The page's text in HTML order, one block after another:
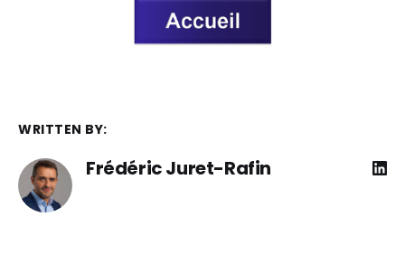
WRITTEN BY:
Frédéric Juret-Rafin